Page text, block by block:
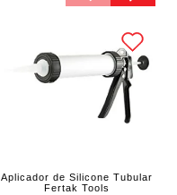
Aplicador de Silicone Tubular
Fertak Tools